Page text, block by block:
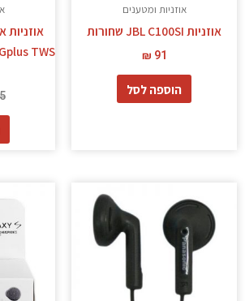
אוזניות ומטענים
אוזניות JBL C100SI שחורות
₪ 91
הוספה לסל